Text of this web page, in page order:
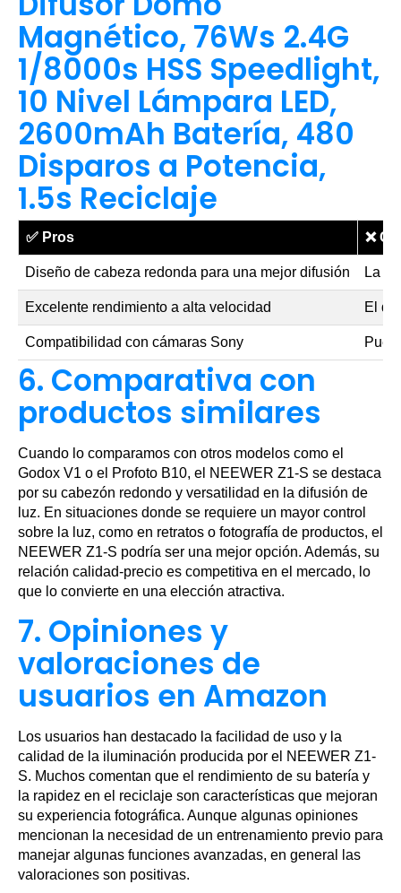
Magnético, 76Ws 2.4G
1/8000s HSS Speedlight,
10 Nivel Lámpara LED,
2600mAh Batería, 480
Disparos a Potencia,
1.5s Reciclaje
✅ Pros ❌
Diseño de cabeza redonda para una mejor difusión La
Excelente rendimiento a alta velocidad El
Compatibilidad con cámaras Sony
6. Comparativa con
productos similares
Cuando lo comparamos con otros modelos como el
Godox V1 o el Profoto B10, el NEEWER Z1-S se destaca
por su cabezón redondo y versatilidad en la difusión de
luz. En situaciones donde se requiere un mayor control
sobre la luz, como en retratos o fotografía de productos, el
NEEWER Z1-S podría ser una mejor opción. Además, su
relación calidad-precio es competitiva en el mercado, lo
que lo convierte en una elección atractiva.
7. Opiniones y
valoraciones de
usuarios en Amazon
Los usuarios han destacado la facilidad de uso y la
calidad de la iluminación producida por el NEEWER Z1-
S. Muchos comentan que el rendimiento de su batería y
la rapidez en el reciclaje son características que mejoran
su experiencia fotográfica. Aunque algunas opiniones
mencionan la necesidad de un entrenamiento previo para
manejar algunas funciones avanzadas, en general las
valoraciones son positivas.